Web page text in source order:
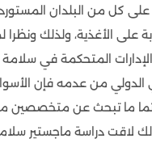
على كل من البلدان
على الأغذية، ولذلك
المتحكمة في
الدولي من عدمه فإن
ما تبحث عن متخصصين
لاقت دراسة ماجستير